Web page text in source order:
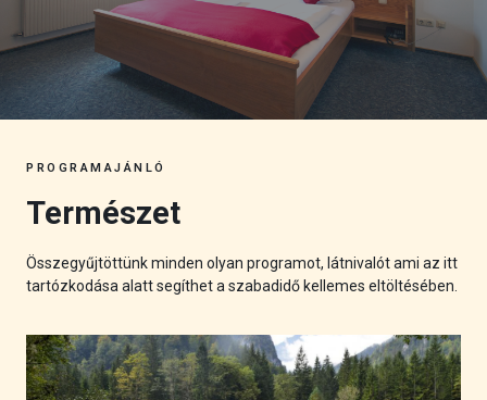
PROGRAMAJÁNLÓ
Természet
Összegyűjtöttünk minden olyan programot, látnivalót ami az itt
tartózkodása alatt segíthet a szabadidő kellemes eltöltésében.